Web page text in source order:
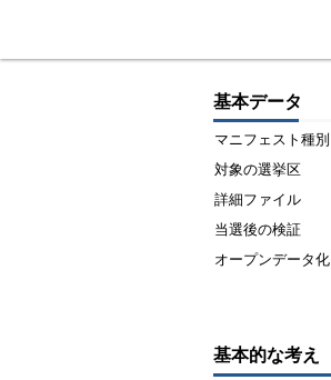
基本データ
マニフェスト種別
対象の選挙区
詳細ファイル
当選後の検証
オープンデータ化
基本的な考え